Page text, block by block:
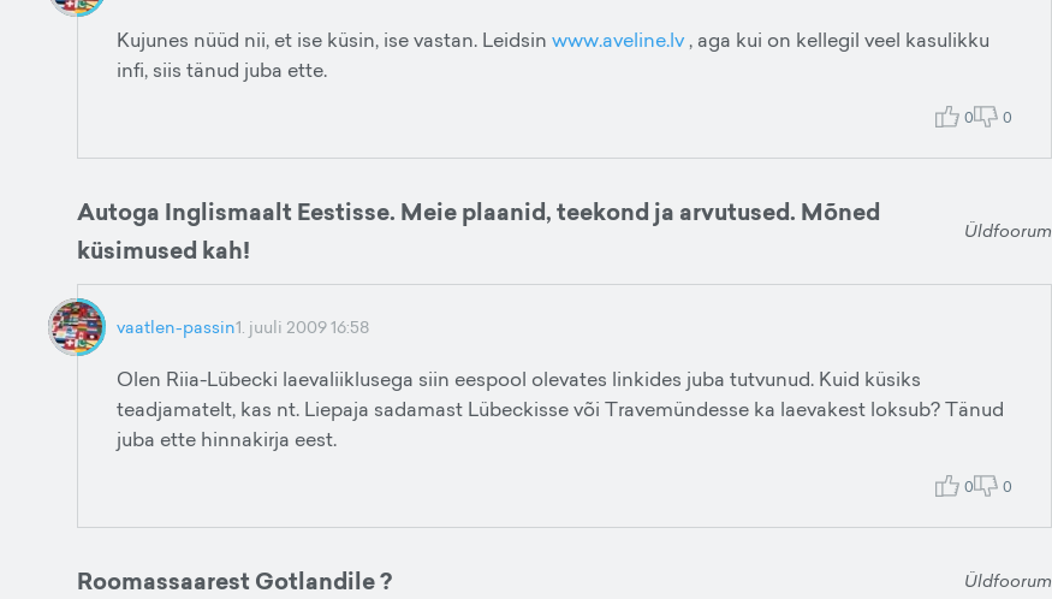
Kujunes nüüd nii, et ise küsin, ise vastan. Leidsin www.aveline.lv , aga kui on kellegil veel kasulikku
infi, siis tänud juba ette.
0 0
Autoga Inglismaalt Eestisse. Meie plaanid, teekond ja arvutused. Mõned
küsimused kah!
Üldfoorum
vaatlen-passin1. juuli 2009 16:58
Olen Riia-Lübecki laevaliiklusega siin eespool olevates linkides juba tutvunud. Kuid küsiks
teadjamatelt, kas nt. Liepaja sadamast Lübeckisse või Travemündesse ka laevakest loksub? Tänud
juba ette hinnakirja eest.
0 0
Roomassaarest Gotlandile ? Üldfoorum